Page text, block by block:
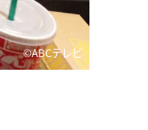
©ABCテレビ